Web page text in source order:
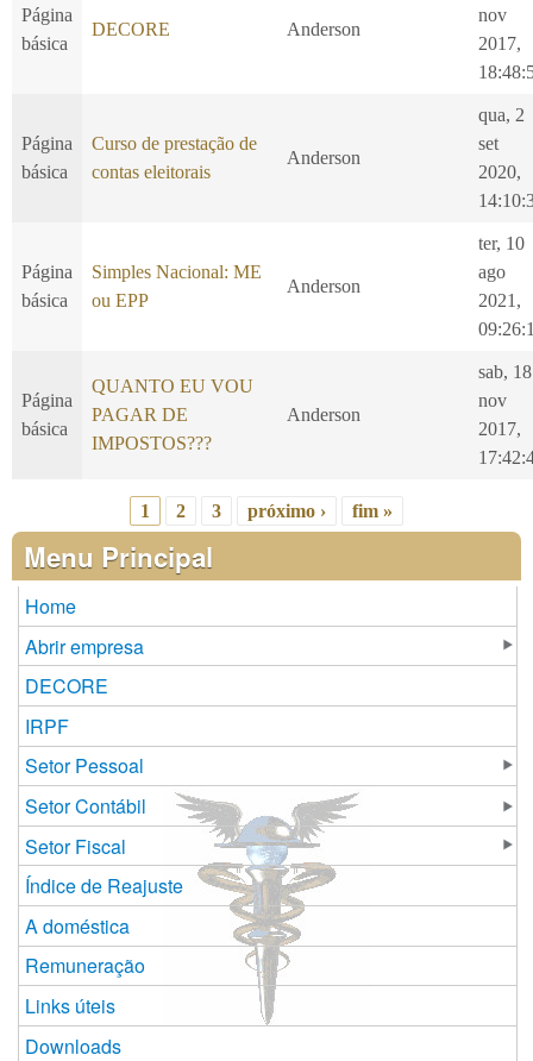
Página
básica
DECORE Anderson
nov
2017,
Página
básica
Curso de prestação de
contas eleitorais
Anderson
qua, 2
set
2020,
Página
básica
Simples Nacional: ME
ou EPP
Anderson
ter, 10
ago
2021,
Página
básica
QUANTO EU VOU
PAGAR DE
IMPOSTOS???
Anderson
sab, 18
nov
2017,
Páginas
1 2 3 próximo › fim »
Menu Principal
Home
Abrir empresa
DECORE
IRPF
Setor Pessoal
Setor Contábil
Setor Fiscal
Índice de Reajuste
A doméstica
Remuneração
Links úteis
Downloads